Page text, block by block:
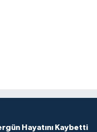
Hayatını Kaybetti